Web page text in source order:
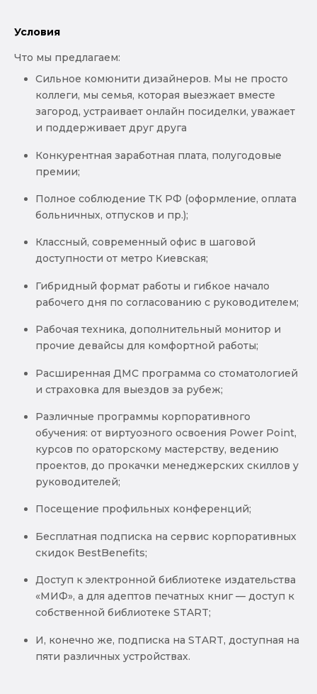
Условия
Что мы предлагаем:
Сильное комюнити дизайнеров. Мы не просто
коллеги, мы семья, которая выезжает вместе
загород, устраивает онлайн посиделки, уважает
и поддерживает друг друга
Конкурентная заработная плата, полугодовые
премии;
Полное соблюдение ТК РФ (оформление, оплата
больничных, отпусков и пр.);
Классный, современный офис в шаговой
доступности от метро Киевская;
Гибридный формат работы и гибкое начало
рабочего дня по согласованию с руководителем;
Рабочая техника, дополнительный монитор и
прочие девайсы для комфортной работы;
Расширенная ДМС программа со стоматологией
и страховка для выездов за рубеж;
Различные программы корпоративного
обучения: от виртуозного освоения Power Point,
курсов по ораторскому мастерству, ведению
проектов, до прокачки менеджерских скиллов у
руководителей;
Посещение профильных конференций;
Бесплатная подписка на сервис корпоративных
скидок BestBenefits;
Доступ к электронной библиотеке издательства
«МИФ», а для адептов печатных книг — доступ к
собственной библиотеке START;
И, конечно же, подписка на START, доступная на
пяти различных устройствах.